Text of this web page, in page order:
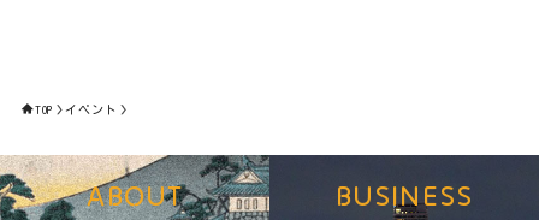
TOP イベント
ABOUT BUSINESS